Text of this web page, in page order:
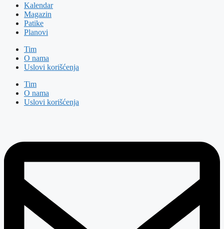
Kalendar
Magazin
Patike
Planovi
Tim
O nama
Uslovi korišćenja
Tim
O nama
Uslovi korišćenja